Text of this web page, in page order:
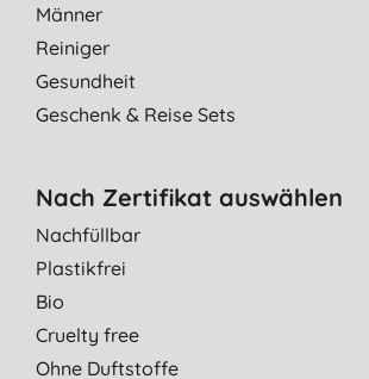
Männer
Reiniger
Gesundheit
Geschenk & Reise Sets
Nach Zertifikat auswählen
Nachfüllbar
Plastikfrei
Bio
Cruelty free
Ohne Duftstoffe